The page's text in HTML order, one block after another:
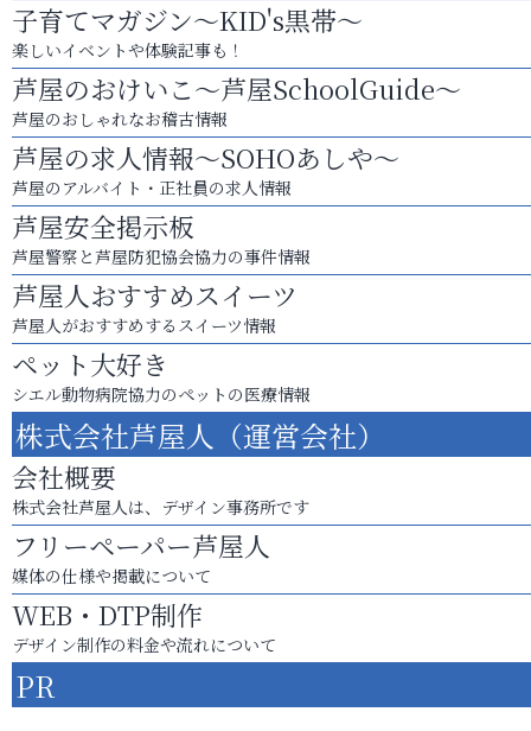
子育てマガジン～KID's黒帯～
楽しいイベントや体験記事も！
芦屋のおけいこ～芦屋SchoolGuide～
芦屋のおしゃれなお稽古情報
芦屋の求人情報～SOHOあしや～
芦屋のアルバイト・正社員の求人情報
芦屋安全掲示板
芦屋警察と芦屋防犯協会協力の事件情報
芦屋人おすすめスイーツ
芦屋人がおすすめするスイーツ情報
ペット大好き
シエル動物病院協力のペットの医療情報
株式会社芦屋人（運営会社）
会社概要
株式会社芦屋人は、デザイン事務所です
フリーペーパー芦屋人
媒体の仕様や掲載について
WEB・DTP制作
デザイン制作の料金や流れについて
PR